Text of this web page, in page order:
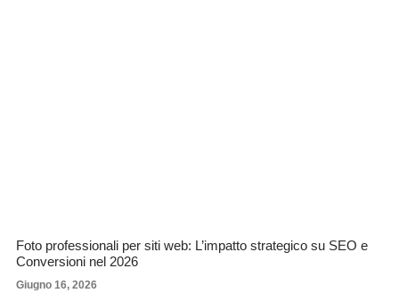
Foto professionali per siti web: L’impatto strategico su SEO e
Conversioni nel 2026
Giugno 16, 2026